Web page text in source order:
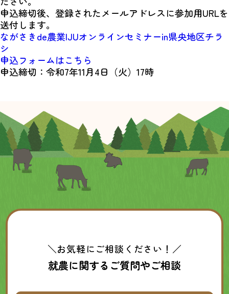
申込締切後、登録されたメールアドレスに参加用URLを
送付します。
ながさきde農業IJUオンラインセミナーin県央地区チラ
シ
申込フォームはこちら
申込締切：令和7年11月4日（火）17時
＼お気軽にご相談ください！／
就農に関するご質問やご相談